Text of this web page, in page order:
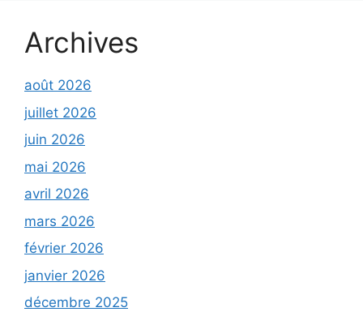
Archives
août 2026
juillet 2026
juin 2026
mai 2026
avril 2026
mars 2026
février 2026
janvier 2026
décembre 2025